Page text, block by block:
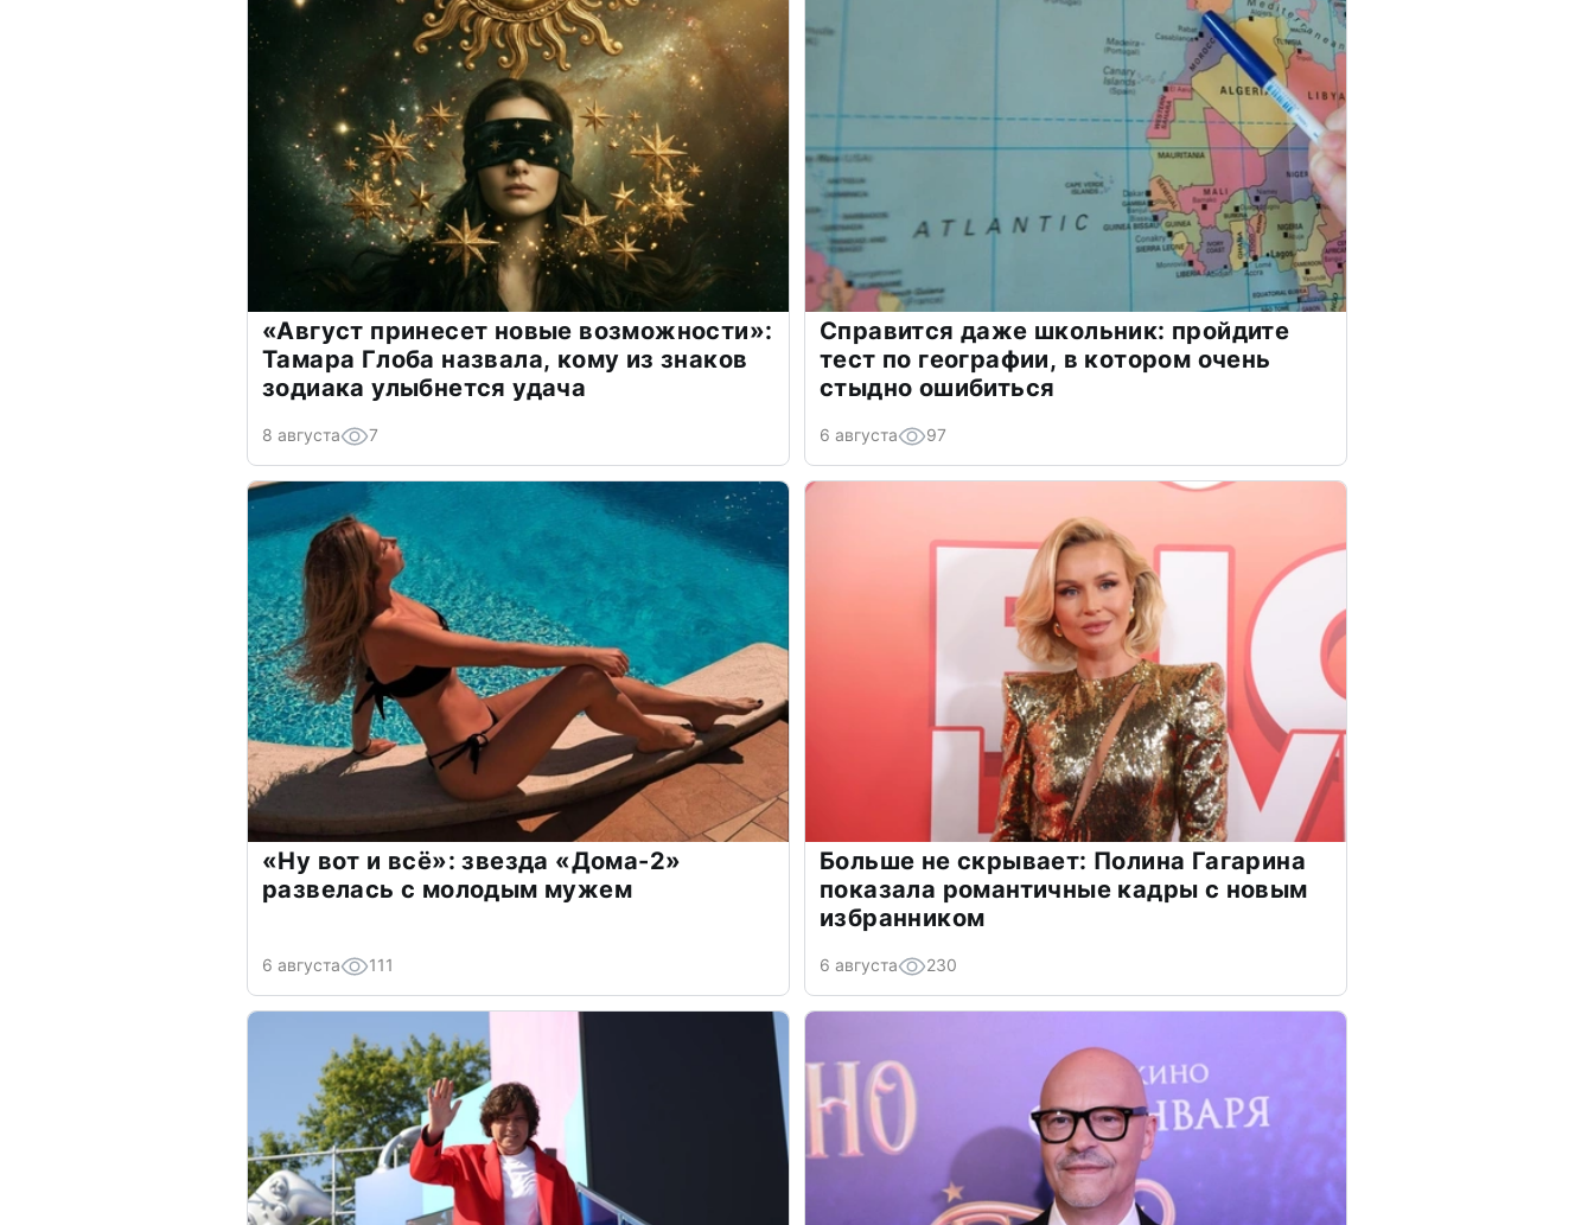
«Август принесет новые возможности»:
Тамара Глоба назвала, кому из знаков
зодиака улыбнется удача
8 августа 7
Справится даже школьник: пройдите
тест по географии, в котором очень
стыдно ошибиться
6 августа 97
«Ну вот и всё»: звезда «Дома-2»
развелась с молодым мужем
6 августа 111
Больше не скрывает: Полина Гагарина
показала романтичные кадры с новым
избранником
6 августа 230